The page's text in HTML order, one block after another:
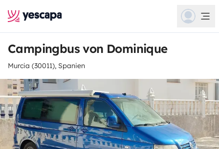
Campingbus von Dominique
Murcia (30011), Spanien